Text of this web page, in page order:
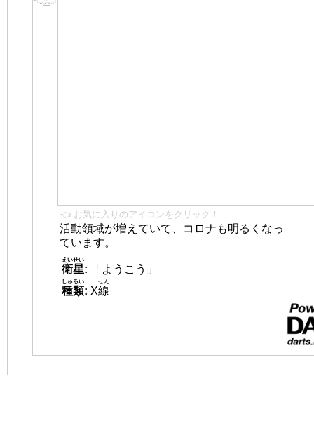
👈 お気に入りのアイコンをクリック！
活動領域が増えていて、コロナも明るくなっ
ています。
衛星
えいせい
:
「ようこう」
種類
しゅるい
: X線
せん